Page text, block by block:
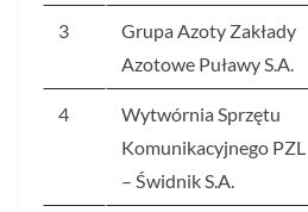
3
Grupa Azoty Zakłady
Azotowe Puławy S.A.
4
Wytwórnia Sprzętu
Komunikacyjnego PZL
– Świdnik S.A.